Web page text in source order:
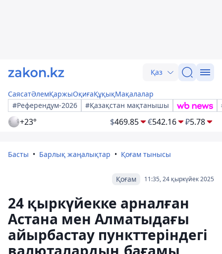
Қаз
СаясатӘлемҚаржыОқиғаҚұқықМақалалар
#Референдум-2026
#Қазақстан мақтанышы
+23° $469.85 €542.16 ₽5.78
Басты Барлық жаңалықтар Қоғам тынысы
11:35, 24 қыркүйек 2025
Қоғам
24 қыркүйекке арналған
Астана мен Алматыдағы
айырбастау пункттеріндегі